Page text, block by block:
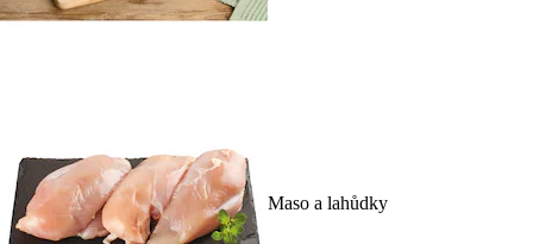
Maso a lahůdky